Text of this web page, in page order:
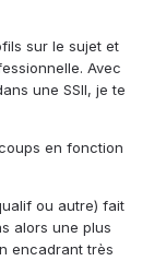
sur le sujet et
Avec
une SSII, je te
en fonction
ou autre) fait
alors une plus
encadrant très